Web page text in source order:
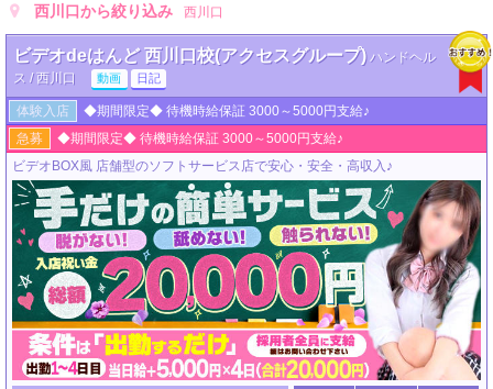
西川口から絞り込み 西川口
ビデオdeはんど 西川口校(アクセスグループ) ハンドヘル
ス / 西川口
動画 日記
体験入店
◆期間限定◆ 待機時給保証 3000～5000円支給♪
急募
◆期間限定◆ 待機時給保証 3000～5000円支給♪
ビデオBOX風 店舗型のソフトサービス店で安心・安全・高収入♪